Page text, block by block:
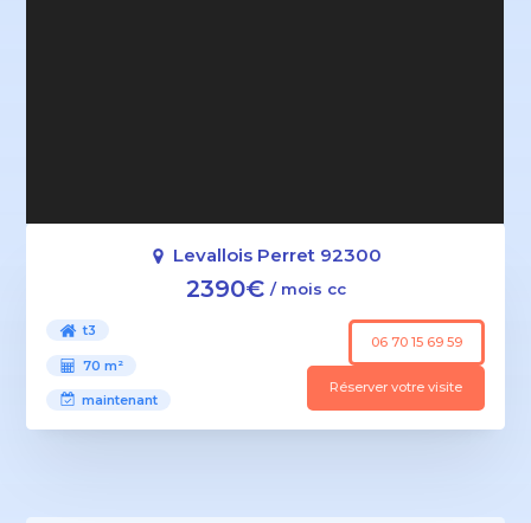
Levallois Perret 92300
2390€ / mois cc
t3
70 m²
maintenant
06 70 15 69 59
Réserver votre visite